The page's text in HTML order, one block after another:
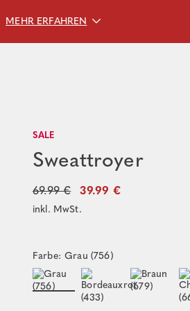
MEHR ERFAHREN
SALE
Sweattroyer
69.99 € 39.99 €
inkl. MwSt.
Farbe: Grau (756)